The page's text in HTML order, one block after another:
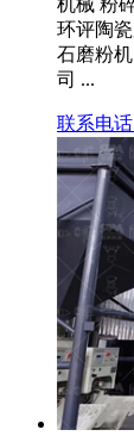
机械 粉
环评陶
石磨粉
司 ...
联系电话